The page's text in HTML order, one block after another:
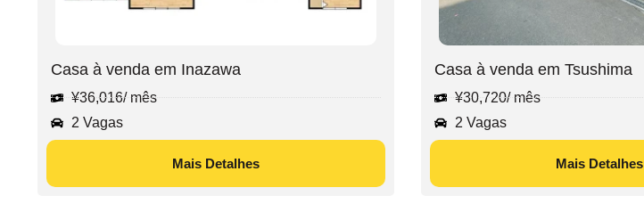
Casa à venda em Inazawa
¥36,016/ mês
2 Vagas
Mais Detalhes
Casa à venda em Tsushima
¥30,720/ mês
2 Vagas
Mais Detalhes